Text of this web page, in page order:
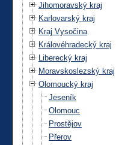
Jihomoravský kraj
Karlovarský kraj
Kraj Vysočina
Královéhradecký kraj
Liberecký kraj
Moravskoslezský kraj
Olomoucký kraj
Jeseník
Olomouc
Prostějov
Přerov